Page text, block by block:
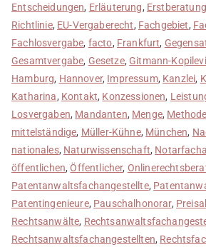
Entscheidungen, Erläuterung, Erstberatung
Richtlinie, EU-Vergaberecht, Fachgebiet,
Fachlosvergabe, facto, Frankfurt,
Gesamtvergabe, Gesetze, Gitmann-
Hamburg, Hannover, Impressum, Kanzlei,
Katharina, Kontakt, Konzessionen,
Losvergaben, Mandanten, Menge, Methode
mittelständige, Müller-Kühne, München,
nationales, Naturwissenschaft,
öffentlichen,Öffentlicher,
Patentanwaltsfachangestellte,
Patentingenieure, Pauschalhonorar,
Rechtsanwälte,
Rechtsanwaltsfachangestellten,